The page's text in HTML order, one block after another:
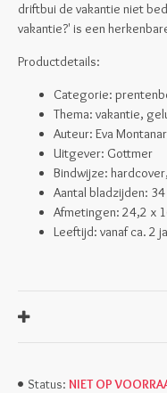
driftbui de vakantie niet
vakantie?' is een
Productdetails:
Categorie:
Thema: vakantie,
Auteur: Eva
Uitgever: Gottmer
Bindwijze:
Aantal bladzijden: 34
Afmetingen: 24,2 x
Leeftijd: vanaf ca. 2
Status: NIET OP